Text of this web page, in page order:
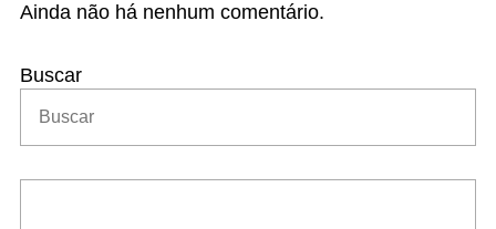
Ainda não há nenhum comentário.
Buscar